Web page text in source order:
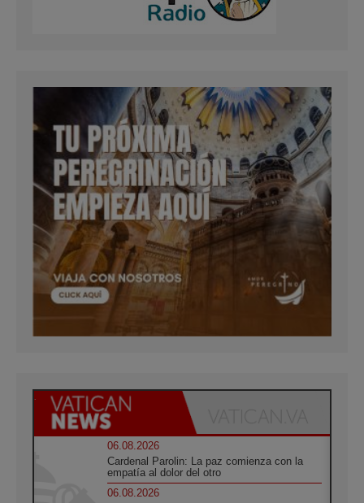
06.08.2026
Cardenal Parolin: La paz comienza con la
empatía al dolor del otro
06.08.2026